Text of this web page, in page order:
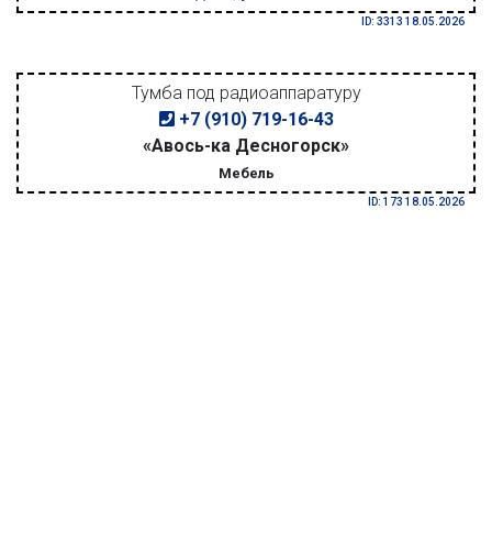
ID: 3313 18.05.2026
Тумба под радиоаппаратуру
+7 (910) 719-16-43
«Авось-ка Десногорск»
Мебель
ID: 173 18.05.2026